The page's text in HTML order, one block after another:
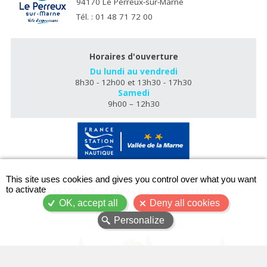
Tél. : 01 48 71 72 00
Horaires d'ouverture
Du lundi au vendredi
8h30 - 12h00 et 13h30 - 17h30
Samedi
9h00 – 12h30
ACCESSIBILITÉ
PLAN DU SITE
This site uses cookies and gives you control over what you want
to activate
OK, accept all
Deny all cookies
Personalize